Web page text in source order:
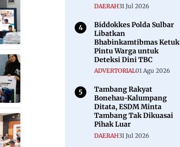
DAERAH31 Jul 2026
Biddokkes Polda Sulbar
Libatkan
Bhabinkamtibmas Ketuk
Pintu Warga untuk
Deteksi Dini TBC
ADVERTORIAL01 Agu 2026
Tambang Rakyat
Bonehau-Kalumpang
Ditata, ESDM Minta
Tambang Tak Dikuasai
Pihak Luar
DAERAH31 Jul 2026